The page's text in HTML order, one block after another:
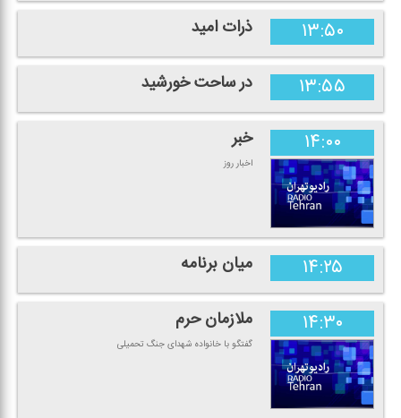
۱۳:۵۰ ذرات امید
۱۳:۵۵ در ساحت خورشید
۱۴:۰۰ خبر
اخبار روز
۱۴:۲۵ میان برنامه
۱۴:۳۰ ملازمان حرم
گفتگو با خانواده شهدای جنگ تحمیلی